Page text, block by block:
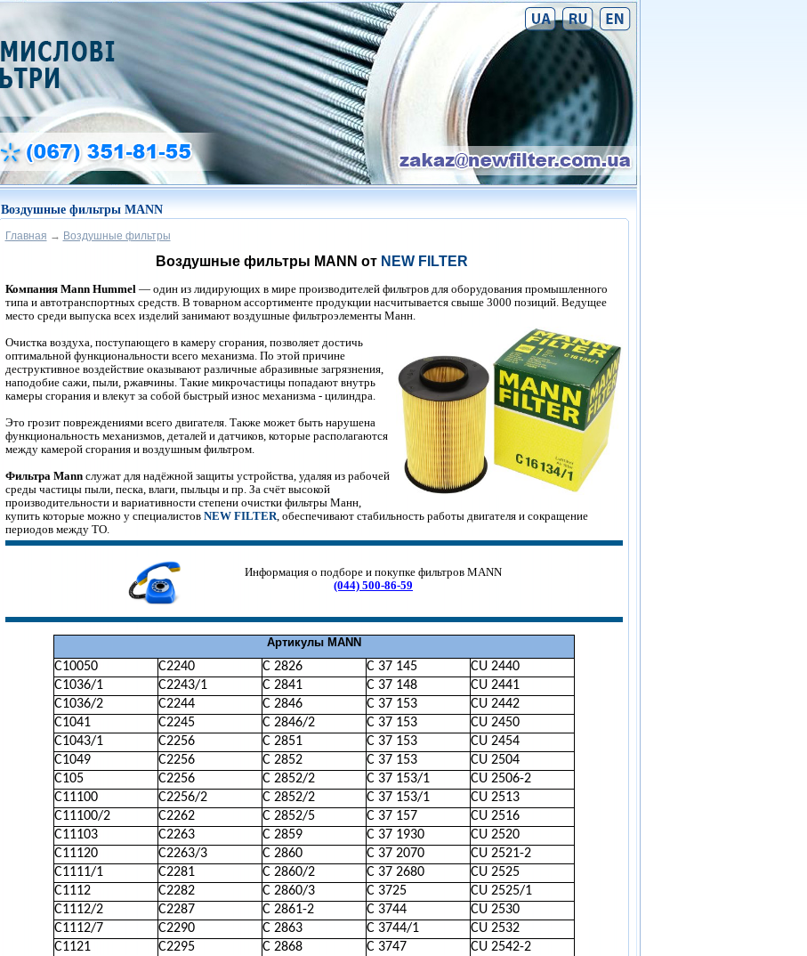
Воздушные фильтры MANN
Главная → Воздушные фильтры
Воздушные фильтры MANN от NEW FILTER
Компания Mann Hummel — один из лидирующих в мире производителей фильтров для оборудования промышленного
типа и автотранспортных средств. В товарном ассортименте продукции насчитывается свыше 3000 позиций. Ведущее
место среди выпуска всех изделий занимают воздушные фильтроэлементы Манн.
Очистка воздуха, поступающего в камеру сгорания, позволяет достичь
оптимальной функциональности всего механизма. По этой причине
деструктивное воздействие оказывают различные абразивные загрязнения,
наподобие сажи, пыли, ржавчины. Такие микрочастицы попадают внутрь
камеры сгорания и влекут за собой быстрый износ механизма - цилиндра.
Это грозит повреждениями всего двигателя. Также может быть нарушена
функциональность механизмов, деталей и датчиков, которые располагаются
между камерой сгорания и воздушным фильтром.
Фильтра Mann служат для надёжной защиты устройства, удаляя из рабочей
среды частицы пыли, песка, влаги, пыльцы и пр. За счёт высокой
производительности и вариативности степени очиcтки фильтры Манн,
купить которые можно у специалистов NEW FILTER, обеспечивают стабильность работы двигателя и сокращение
периодов между ТО.
Информация о подборе и покупке фильтров MANN
(044) 500-86-59
Артикулы MANN
C10050 C2240 C 2826 C 37 145
CU 2440
C1036/1
C2243/1 C 2841 C 37 148
CU 2441
C1036/2
C2244 C 2846 C 37 153
CU 2442
C1041
C2245 C 2846/2 C 37 153
CU 2450
C1043/1
C2256 C 2851 C 37 153
CU 2454
C1049
C2256 C 2852 C 37 153
CU 2504
C105
C2256 C 2852/2 C 37 153/1
CU 2506-2
C11100
C2256/2 C 2852/2 C 37 153/1
CU 2513
C11100/2
C2262 C 2852/5 C 37 157
CU 2516
C11103
C2263 C 2859 C 37 1930
CU 2520
C11120
C2263/3 C 2860 C 37 2070
CU 2521-2
C1111/1
C2281 C 2860/2 C 37 2680
CU 2525
C1112
C2282 C 2860/3 C 3725
CU 2525/1
C1112/2
C2287 C 2861-2 C 3744
CU 2530
C1112/7
C2290 C 2863 C 3744/1
CU 2532
C1121
C2295 C 2868 C 3747
CU 2542-2